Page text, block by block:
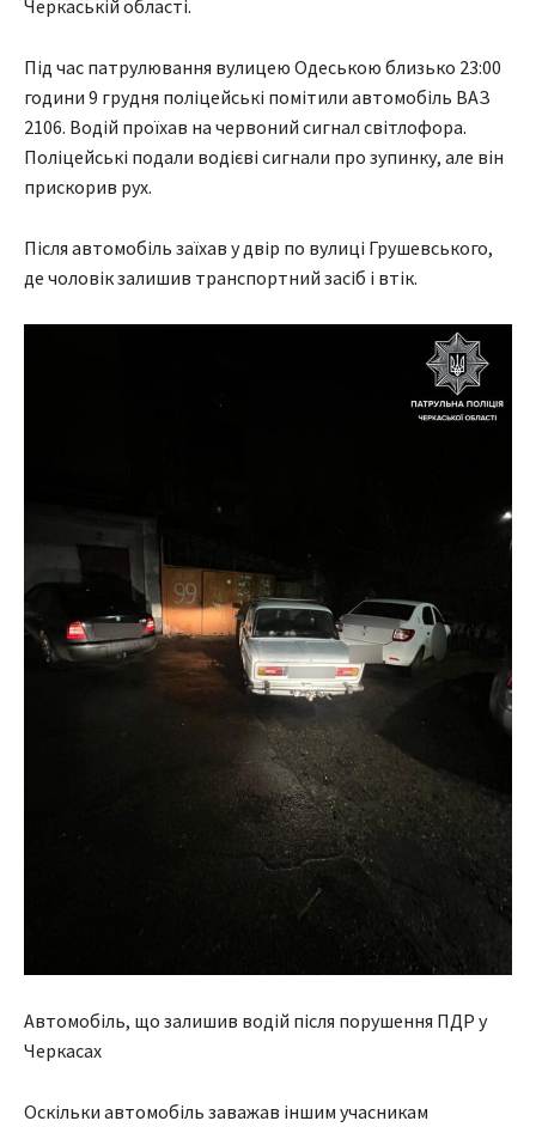
Черкаській області.
Під час патрулювання вулицею Одеською близько 23:00
години 9 грудня поліцейські помітили автомобіль ВАЗ
2106. Водій проїхав на червоний сигнал світлофора.
Поліцейські подали водієві сигнали про зупинку, але він
прискорив рух.
Після автомобіль заїхав у двір по вулиці Грушевського,
де чоловік залишив транспортний засіб і втік.
Автомобіль, що залишив водій після порушення ПДР у
Черкасах
Оскільки автомобіль заважав іншим учасникам